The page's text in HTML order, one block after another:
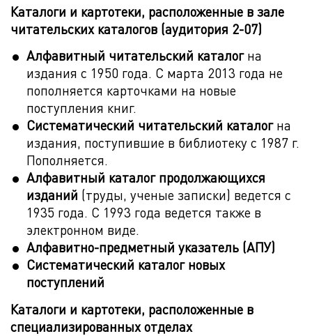
Каталоги и картотеки, расположенные в зале
читательских каталогов (аудитория 2-07)
Алфавитный читательский каталогна
издания с 1950 года. С марта 2013 года не
пополняется карточками на новые
поступления книг.
Систематический читательский каталогна
издания, поступившие в библиотеку с 1987 г.
Пополняется.
Алфавитный каталог продолжающихся
изданий (труды, ученые записки) ведется с
1935 года. С 1993 года ведется также в
электронном виде.
Алфавитно-предметный указатель (АПУ)
Систематический каталог новых
поступлений
Каталоги и картотеки, расположенные в
специализированных отделах